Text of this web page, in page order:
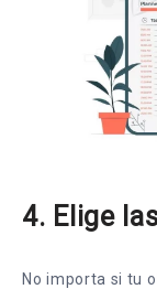
4. Elige
No importa si tu